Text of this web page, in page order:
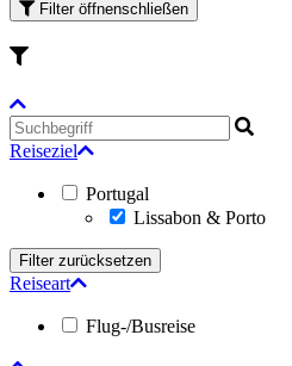
Filter öffnenschließen
Reiseziel
Portugal
Lissabon & Porto
Reiseart
Flug-/Busreise